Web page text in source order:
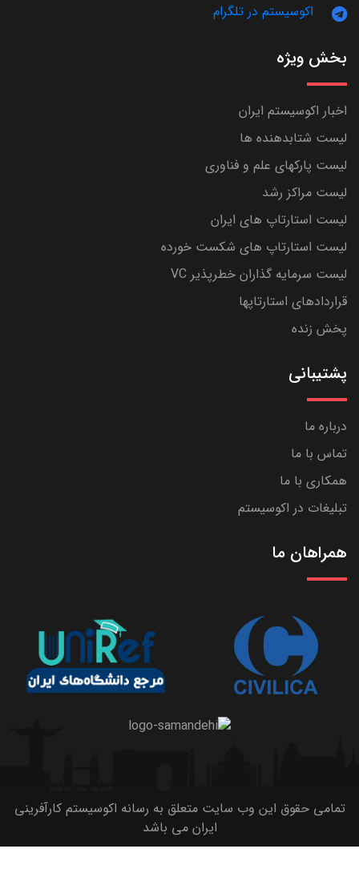
اکوسیستم در تلگرام
بخش ویژه
اخبار اکوسیستم ایران
لیست شتابدهنده ها
لیست پارکهای علم و فناوری
لیست مراکز رشد
لیست استارتاپ های ایران
لیست استارتاپ های شکست خورده
لیست سرمایه گذاران خطرپذیر VC
قراردادهای استارتاپها
پخش زنده
پشتیبانی
درباره ما
تماس با ما
همکاری با ما
تبلیغات در اکوسیستم
همراهان ما
تمامی حقوق این وب سایت متعلق به رسانه اکوسیستم کارآفرینی
ایران می باشد